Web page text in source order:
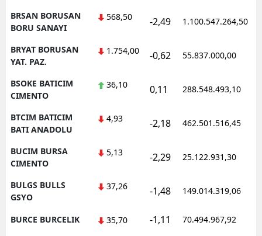
BRSAN BORUSAN
BORU SANAYI
568,50 -2,49 1.100.547.264,50
BRYAT BORUSAN
YAT. PAZ.
1.754,00 -0,62 55.837.000,00
BSOKE BATICIM
CIMENTO
36,10 0,11 288.548.493,10
BTCIM BATICIM
BATI ANADOLU
4,93 -2,18 462.501.516,45
BUCIM BURSA
CIMENTO
5,13 -2,29 25.122.931,30
BULGS BULLS
GSYO
37,26 -1,48 149.014.319,06
BURCE BURCELIK 35,70 -1,11 70.494.967,92